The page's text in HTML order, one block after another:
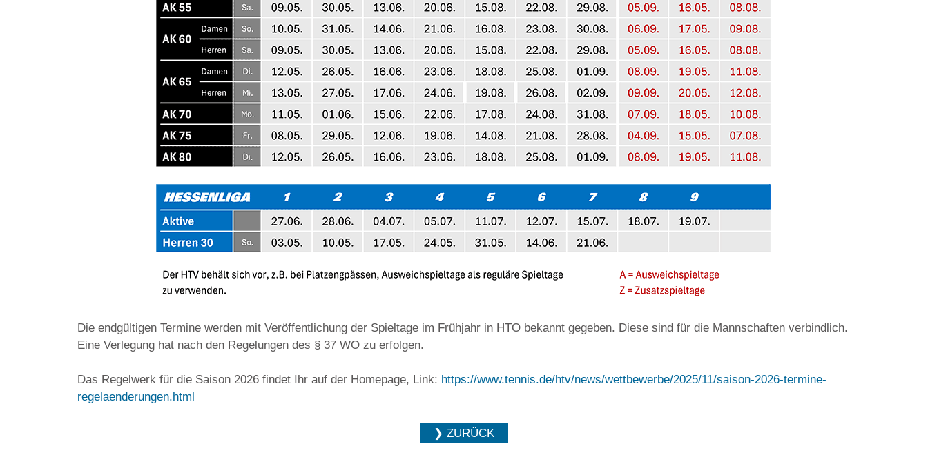
Die endgültigen Termine werden mit Veröffentlichung der Spieltage im Frühjahr in HTO bekannt gegeben. Diese sind für die Mannschaften verbindlich.
Eine Verlegung hat nach den Regelungen des § 37 WO zu erfolgen.
Das Regelwerk für die Saison 2026 findet Ihr auf der Homepage, Link: https://www.tennis.de/htv/news/wettbewerbe/2025/11/saison-2026-termine-
regelaenderungen.html
❯ ZURÜCK